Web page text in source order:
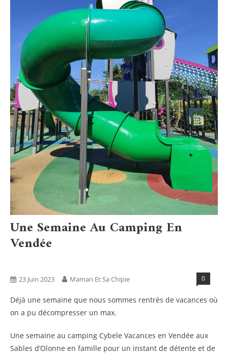
Une Semaine Au Camping En
Vendée
23 Juin 2023 Maman Et Sa Chipie 0
Déjà une semaine que nous sommes rentrés de vacances où
on a pu décompresser un max.
Une semaine au camping Cybele Vacances en Vendée aux
Sables d’Olonne en famille pour un instant de détente et de